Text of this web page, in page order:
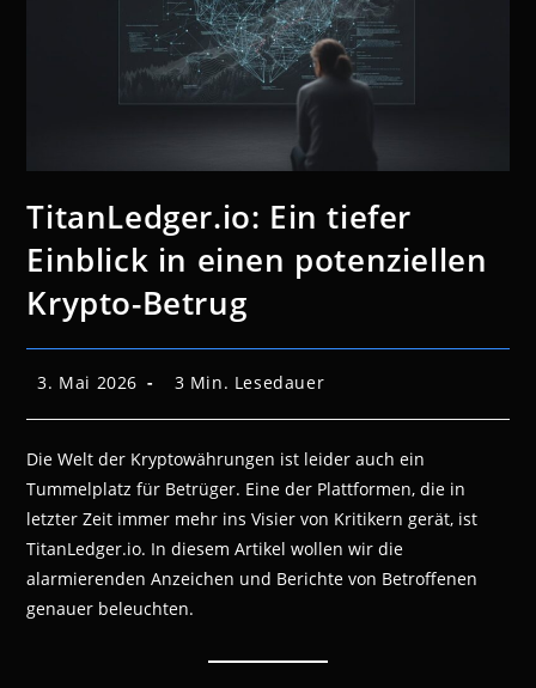
TitanLedger.io: Ein tiefer
Einblick in einen potenziellen
Krypto-Betrug
Beitrag
3. Mai 2026 Lesedauer:
3 Min. Lesedauer
Die Welt der Kryptowährungen ist leider auch ein
Tummelplatz für Betrüger. Eine der Plattformen, die in
letzter Zeit immer mehr ins Visier von Kritikern gerät, ist
TitanLedger.io. In diesem Artikel wollen wir die
alarmierenden Anzeichen und Berichte von Betroffenen
genauer beleuchten.